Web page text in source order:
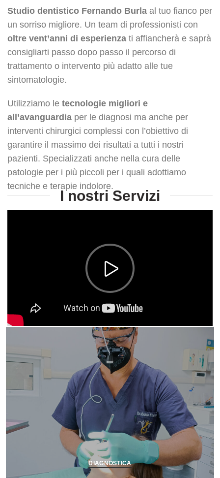
Studio dentistico Fernando Burla al tuo fianco per
un sorriso migliore. Un team di professionisti con
oltre vent’anni di esperienza ti affiancherà e saprà
consigliarti passo dopo passo il percorso di
trattamento o intervento più adatto alle tue
sintomatologie.
Utilizziamo le tecnologie migliori e
all’avanguardia per le diagnosi ma anche per
interventi chirurgici complessi con l’obiettivo di
garantire il massimo dei risultati a tutti i nostri
pazienti. Specializzati anche nella cura delle
patologie per i più piccoli per i quali adottiamo
tecniche e terapie indolore.
I nostri Servizi
DIAGNOSTICA